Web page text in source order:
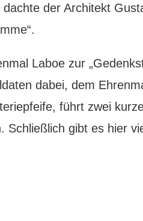
der Architekt
Laboe zur
dabei, dem
führt zwei
Schließlich gibt es hier